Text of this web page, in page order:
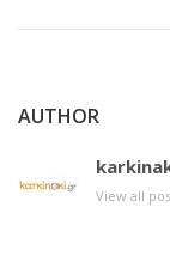
AUTHOR
View all